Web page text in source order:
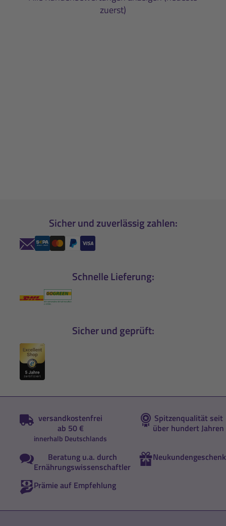
zuerst)
Sicher und zuverlässig zahlen:
Schnelle Lieferung:
Sicher und geprüft:
versandkostenfrei
ab 50 €
innerhalb Deutschlands
Spitzenqualität seit
über hundert Jahren
Beratung u.a. durch
Ernährungswissenschaftler
Neukundengeschenk
Prämie auf Empfehlung